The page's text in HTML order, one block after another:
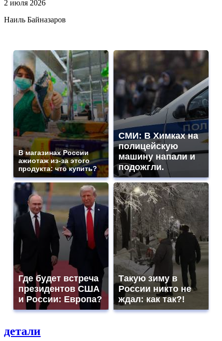
2 июля 2026
Наиль Байназаров
В магазинах России
ажиотаж из-за этого
продукта: что купить?
СМИ: В Химках на
полицейскую
машину напали и
подожгли.
Где будет встреча
президентов США
и России: Европа?
Такую зиму в
России никто не
ждал: как так?!
детали